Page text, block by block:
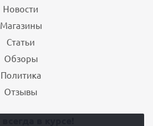
Новости
Магазины
Статьи
Обзоры
Политика
Отзывы